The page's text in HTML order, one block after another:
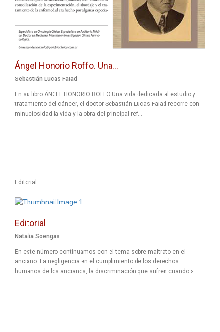
Ángel Honorio Roffo. Una...
Sebastián Lucas Faiad
En su libro ÁNGEL HONORIO ROFFO Una vida dedicada al estudio y
tratamiento del cáncer, el doctor Sebastián Lucas Faiad recorre con
minuciosidad la vida y la obra del principal ref...
Editorial
Editorial
Natalia Soengas
En este número continuamos con el tema sobre maltrato en el
anciano. La negligencia en el cumplimiento de los derechos
humanos de los ancianos, la discriminación que sufren cuando s...